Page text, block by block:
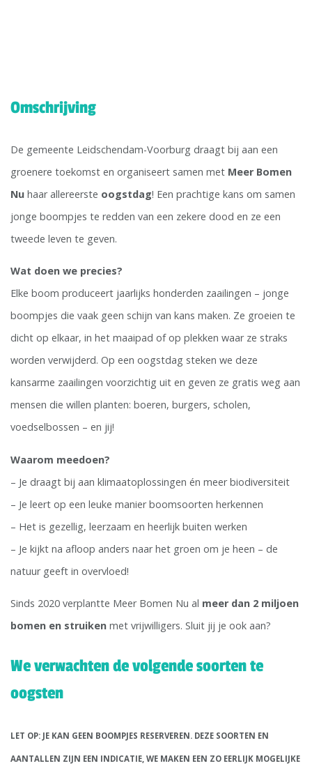
Omschrijving
De gemeente Leidschendam-Voorburg draagt bij aan een
groenere toekomst en organiseert samen met Meer Bomen
Nu haar allereerste oogstdag! Een prachtige kans om samen
jonge boompjes te redden van een zekere dood en ze een
tweede leven te geven.
Wat doen we precies?
Elke boom produceert jaarlijks honderden zaailingen – jonge
boompjes die vaak geen schijn van kans maken. Ze groeien te
dicht op elkaar, in het maaipad of op plekken waar ze straks
worden verwijderd. Op een oogstdag steken we deze
kansarme zaailingen voorzichtig uit en geven ze gratis weg aan
mensen die willen planten: boeren, burgers, scholen,
voedselbossen – en jij!
Waarom meedoen?
– Je draagt bij aan klimaatoplossingen én meer biodiversiteit
– Je leert op een leuke manier boomsoorten herkennen
– Het is gezellig, leerzaam en heerlijk buiten werken
– Je kijkt na afloop anders naar het groen om je heen – de
natuur geeft in overvloed!
Sinds 2020 verplantte Meer Bomen Nu al meer dan 2 miljoen
bomen en struiken met vrijwilligers. Sluit jij je ook aan?
We verwachten de volgende soorten te
oogsten
LET OP: JE KAN GEEN BOOMPJES RESERVEREN. DEZE SOORTEN EN
AANTALLEN ZIJN EEN INDICATIE, WE MAKEN EEN ZO EERLIJK MOGELIJKE